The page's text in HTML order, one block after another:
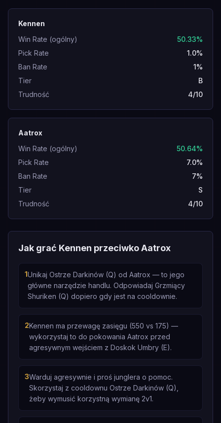
Kennen
Win Rate (ogólny)
50.33%
Pick Rate
1.0%
Ban Rate
1%
Tier
B
Trudność
4/10
Aatrox
Win Rate (ogólny)
50.64%
Pick Rate
7.0%
Ban Rate
7%
Tier
S
Trudność
4/10
Jak grać Kennen przeciwko Aatrox
1Unikaj Ostrze Darkinów (Q) od Aatrox — to jego
główne narzędzie handlu. Odpowiadaj Grzmiący
Shuriken (Q) dopiero gdy jest na cooldownie.
2Kennen ma przewagę zasięgu (550 vs 175) —
wykorzystaj to do pokowania Aatrox przed
agresywnym wejściem z Doskok Umbry (E).
3Warduj agresywnie i proś junglera o pomoc.
Skorzystaj z cooldownu Ostrze Darkinów (Q),
żeby wymusić korzystną wymianę 2v1.